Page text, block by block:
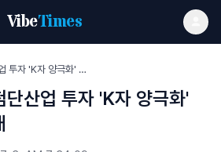
VibeTimes
충청권 202조 첨단산업 투자 'K자 양극화' 해소 마중물 기대
산업 투자 'K자 양극화'